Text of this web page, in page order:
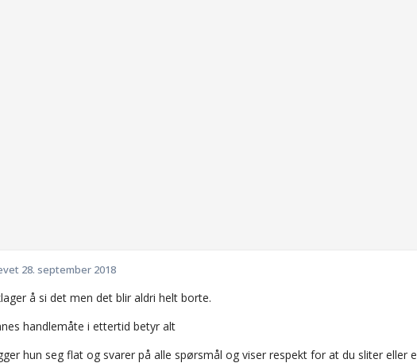
28. september 2018
å si det men det blir aldri helt borte.
handlemåte i ettertid betyr alt
hun seg flat og svarer på alle spørsmål og viser respekt for at du sliter eller